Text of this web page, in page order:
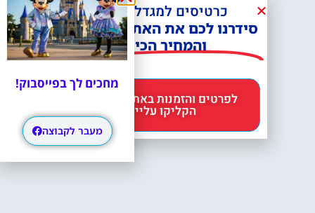
כרטיסים למגדל אייפל?
סידרנו לכם את האתר הכי אמין -
והמחיר הכי זול!
הקליקו עליי 😊
מחכים לך בפייסבוק!
מעבר לקבוצה